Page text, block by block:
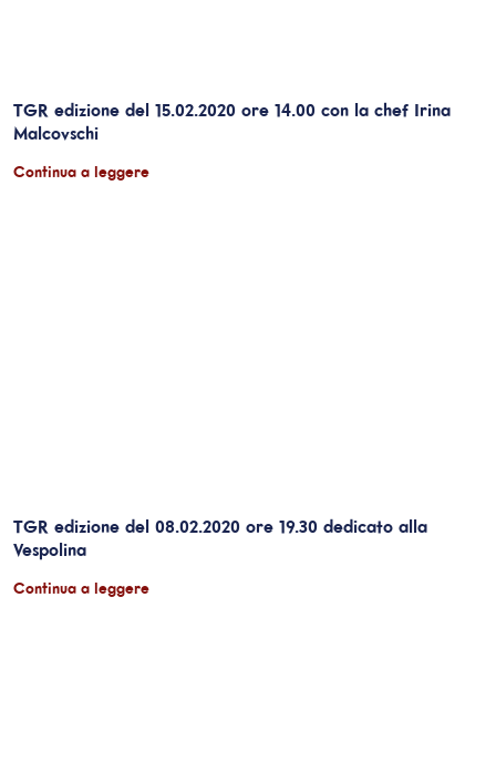
TGR edizione del 15.02.2020 ore 14.00 con la chef Irina
Malcovschi
Continua a leggere
TGR edizione del 08.02.2020 ore 19.30 dedicato alla
Vespolina
Continua a leggere